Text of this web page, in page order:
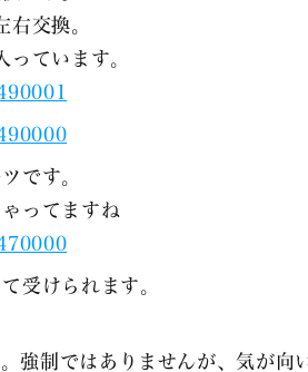
右交換。
っています。
です。
ってますね
受けられます。
強制ではありませんが、気が向